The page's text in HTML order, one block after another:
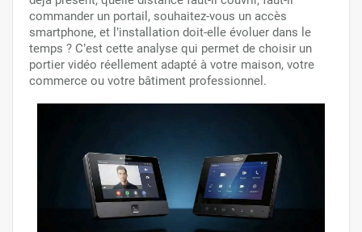
commander un portail, souhaitez-vous un accès
smartphone, et l’installation doit-elle évoluer dans le
temps ? C’est cette analyse qui permet de choisir un
portier vidéo réellement adapté à votre maison, votre
commerce ou votre bâtiment professionnel.